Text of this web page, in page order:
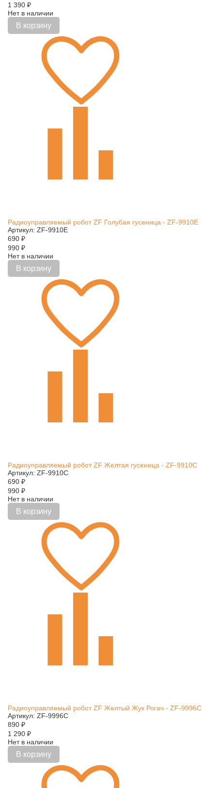
1 390 ₽
Нет в наличии
В корзину
Радиоуправляемый робот ZF Голубая гусеница - ZF-9910E
Артикул: ZF-9910E
690 ₽
990 ₽
Нет в наличии
В корзину
Радиоуправляемый робот ZF Желтая гусеница - ZF-9910C
Артикул: ZF-9910C
690 ₽
990 ₽
Нет в наличии
В корзину
Радиоуправляемый робот ZF Желтый Жук Рогач - ZF-9996C
Артикул: ZF-9996C
890 ₽
1 290 ₽
Нет в наличии
В корзину